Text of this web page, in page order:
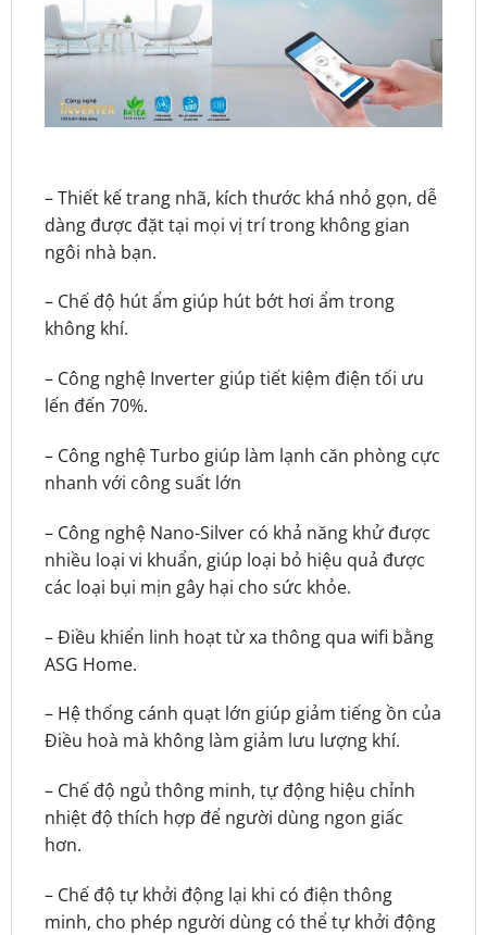
– Thiết kế trang nhã, kích thước khá nhỏ gọn, dễ
dàng được đặt tại mọi vị trí trong không gian
ngôi nhà bạn.
– Chế độ hút ẩm giúp hút bớt hơi ẩm trong
không khí.
– Công nghệ Inverter giúp tiết kiệm điện tối ưu
lến đến 70%.
– Công nghệ Turbo giúp làm lạnh căn phòng cực
nhanh với công suất lớn
– Công nghệ Nano-Silver có khả năng khử được
nhiều loại vi khuẩn, giúp loại bỏ hiệu quả được
các loại bụi mịn gây hại cho sức khỏe.
– Điều khiển linh hoạt từ xa thông qua wifi bằng
ASG Home.
– Hệ thống cánh quạt lớn giúp giảm tiếng ồn của
Điều hoà mà không làm giảm lưu lượng khí.
– Chế độ ngủ thông minh, tự động hiệu chỉnh
nhiệt độ thích hợp để người dùng ngon giấc
hơn.
– Chế độ tự khởi động lại khi có điện thông
minh, cho phép người dùng có thể tự khởi động